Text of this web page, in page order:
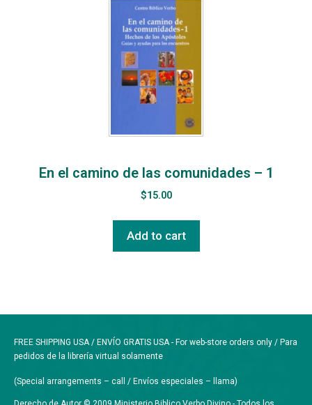
En el camino de las comunidades – 1
$15.00
Add to cart
FREE SHIPPING USA / ENVÍO GRATIS USA - For web-store orders only / Para
pedidos de la librería virtual solamente
(Special arrangements – call / Envíos especiales – llama)